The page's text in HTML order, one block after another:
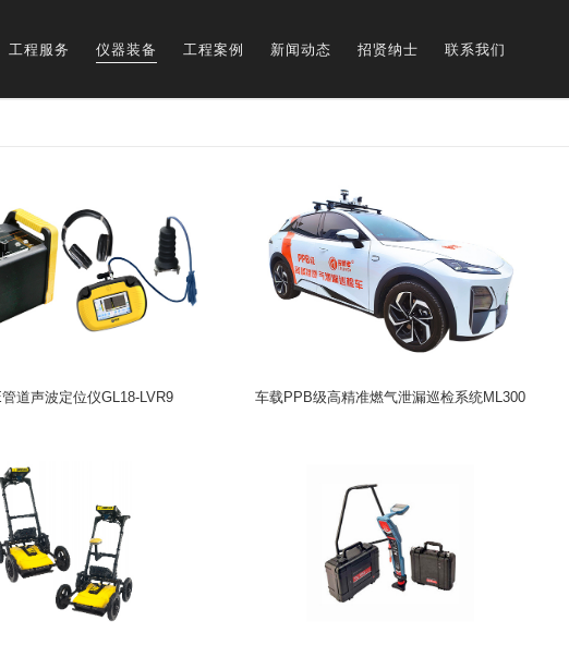
工程服务 仪器装备 工程案例 新闻动态 招贤纳士 联系我们
道声波定位仪GL18-LVR9 车载PPB级高精准燃气泄漏巡检系统ML300